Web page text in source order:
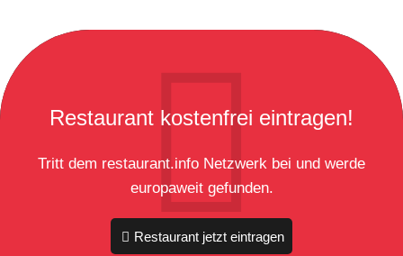
Restaurant kostenfrei eintragen!
Tritt dem restaurant.info Netzwerk bei und werde
europaweit gefunden.
Restaurant jetzt eintragen